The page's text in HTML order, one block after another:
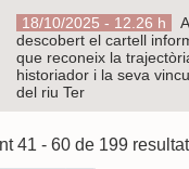
18/10/2025 - 12.26 h
descobert el cartell
que reconeix la
historiador i la seva
del riu Ter
41 - 60 de 199